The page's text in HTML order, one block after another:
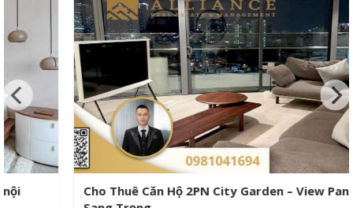
Cho Thuê Căn Hộ 2PN City Garden – View Panorama